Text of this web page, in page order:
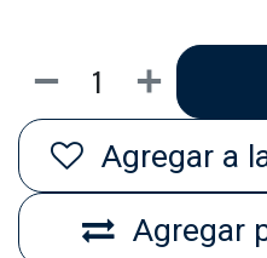
Agregar
Agregar a